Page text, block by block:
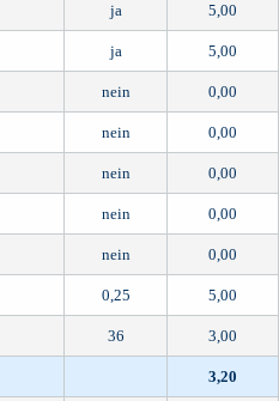
ja 5,00
ja 5,00
nein 0,00
nein 0,00
nein 0,00
nein 0,00
nein 0,00
0,25 5,00
36 3,00
3,20